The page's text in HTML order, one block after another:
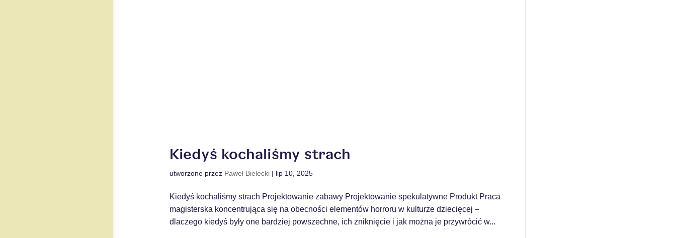
Kiedyś kochaliśmy strach
utworzone przez Paweł Bielecki| lip 10, 2025
Kiedyś kochaliśmy strach Projektowanie zabawy Projektowanie spekulatywne Produkt Praca
magisterska koncentrująca się na obecności elementów horroru w kulturze dziecięcej –
dlaczego kiedyś były one bardziej powszechne, ich zniknięcie i jak można je przywrócić w...